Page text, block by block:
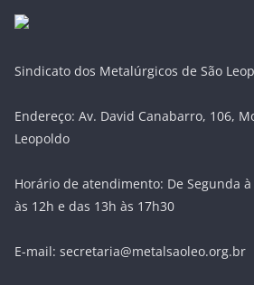
Sindicato dos Metalúrgicos de São
Endereço: Av. David Canabarro, 106,
Leopoldo
Horário de atendimento: De Segunda
às 12h e das 13h às 17h30
E-mail: secretaria@metalsaoleo.org.br